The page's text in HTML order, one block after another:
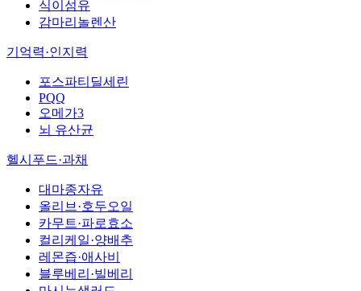
식이섬유
감마리놀렌산
기억력·인지력
포스파티딜세린
PQQ
오메가3
뇌 유산균
헬시푸드·과채
대마종자유
올리브·호두오일
카무트·파로효소
컬리케일·양배추
레몬즙·애사비
블루베리·빌베리